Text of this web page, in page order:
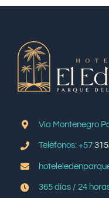
Económico
Eje
Cafetero
Vía Montenegro
Teléfonos: +57
365 días / 24